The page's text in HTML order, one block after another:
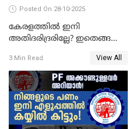
Posted On 28-10-2025
കേരളത്തിൽ ഇനി
അതിദരിദ്രരില്ലേ? ഇതെങ്ങനെ
STATE FREE FROM EXTREME
POVERTY
3 Min Read View All